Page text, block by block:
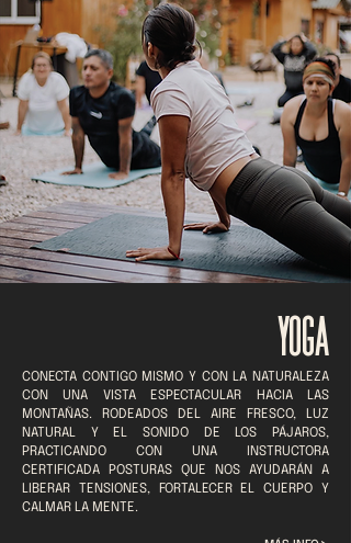
YOGA
CONECTA CONTIGO MISMO Y CON LA NATURALEZA
CON UNA VISTA ESPECTACULAR HACIA LAS
MONTAÑAS. RODEADOS DEL AIRE FRESCO, LUZ
NATURAL Y EL SONIDO DE LOS PÁJAROS,
PRACTICANDO CON UNA INSTRUCTORA
CERTIFICADA POSTURAS QUE NOS AYUDARÁN A
LIBERAR TENSIONES, FORTALECER EL CUERPO Y
CALMAR LA MENTE.